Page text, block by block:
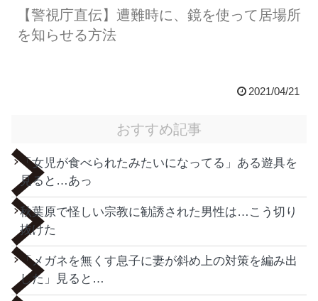
【警視庁直伝】遭難時に、鏡を使って居場所
を知らせる方法
2021/04/21
おすすめ記事
「女児が食べられたみたいになってる」ある遊具を
見ると…あっ
秋葉原で怪しい宗教に勧誘された男性は…こう切り
抜けた
「メガネを無くす息子に妻が斜め上の対策を編み出
した」見ると…